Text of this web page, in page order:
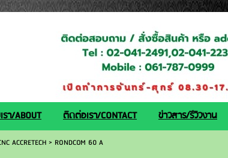
า/ABOUT ติดต่อเรา/CONTACT ข่าวสาร/รีวิวงาน
ACCRETECH> RONDCOM 60 A